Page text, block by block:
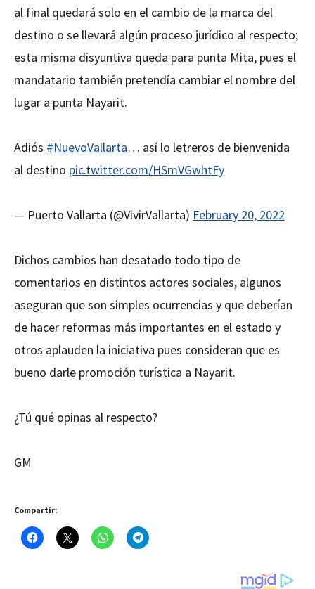
al final quedará solo en el cambio de la marca del
destino o se llevará algún proceso jurídico al respecto;
esta misma disyuntiva queda para punta Mita, pues el
mandatario también pretendía cambiar el nombre del
lugar a punta Nayarit.
Adiós #NuevoVallarta… así lo letreros de bienvenida
al destino pic.twitter.com/HSmVGwhtFy
— Puerto Vallarta (@VivirVallarta) February 20, 2022
Dichos cambios han desatado todo tipo de
comentarios en distintos actores sociales, algunos
aseguran que son simples ocurrencias y que deberían
de hacer reformas más importantes en el estado y
otros aplauden la iniciativa pues consideran que es
bueno darle promoción turística a Nayarit.
¿Tú qué opinas al respecto?
GM
Compartir: